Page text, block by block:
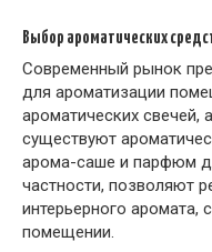
Выбор ароматических
Современный рынок
для ароматизации
ароматических
существуют
арома-саше и парфюм
частности, позволяют
интерьерного аромата,
помещении.